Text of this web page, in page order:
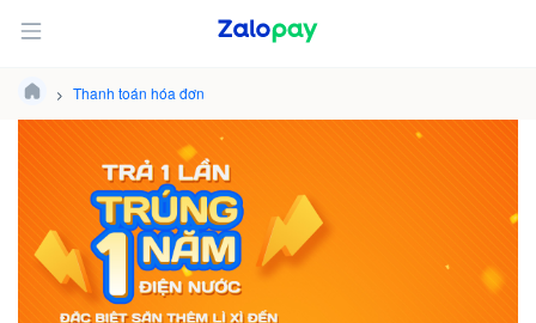
Thanh toán hóa đơn